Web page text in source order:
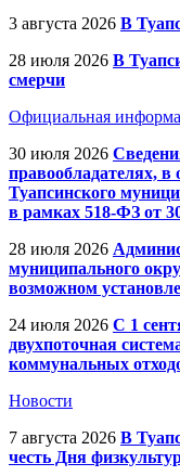
3 августа 2026 В
28 июля 2026 В
смерчи
Официальная
30 июля 2026
правообладателях,
Туапсинского
в рамках 518-ФЗ от
28 июля 2026
муниципального
возможном
24 июля 2026 С 1
двухпоточная
коммунальных
Новости
7 августа 2026 В
честь Дня